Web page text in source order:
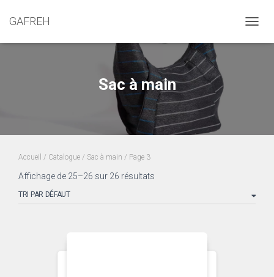
GAFREH
Sac à main
Accueil / Catalogue / Sac à main / Page 3
Affichage de 25–26 sur 26 résultats